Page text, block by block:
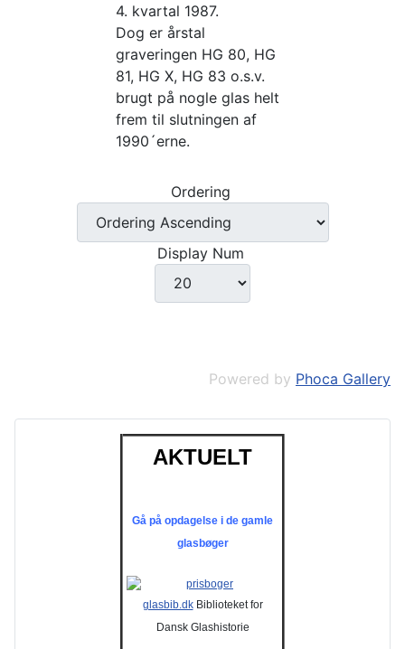
AKTUELT
Gå på opdagelse i de gamle
glasbøger
glasbib.dkBiblioteket for
Dansk Glashistorie
4. kvartal 1987.
Dog er årstal
graveringen HG 80, HG
81, HG X, HG 83 o.s.v.
brugt på nogle glas helt
frem til slutningen af
1990´erne.
Ordering
Display Num
Powered by Phoca Gallery